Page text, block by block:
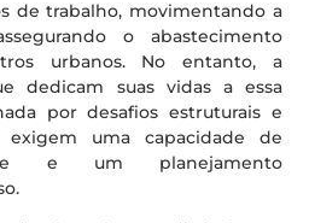
de trabalho, movimentando a
o abastecimento
urbanos. No entanto, a
dedicam suas vidas a essa
por desafios estruturais e
exigem uma capacidade de
e um planejamento